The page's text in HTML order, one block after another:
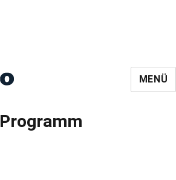
MENÜ
Programm